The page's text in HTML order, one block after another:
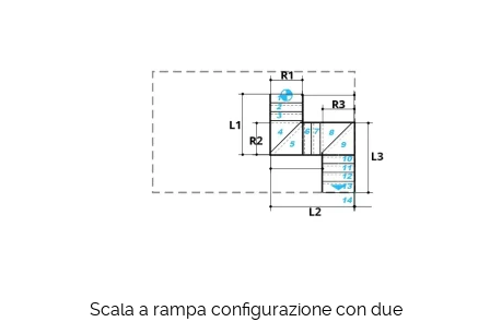
Scala a rampa configurazione con due